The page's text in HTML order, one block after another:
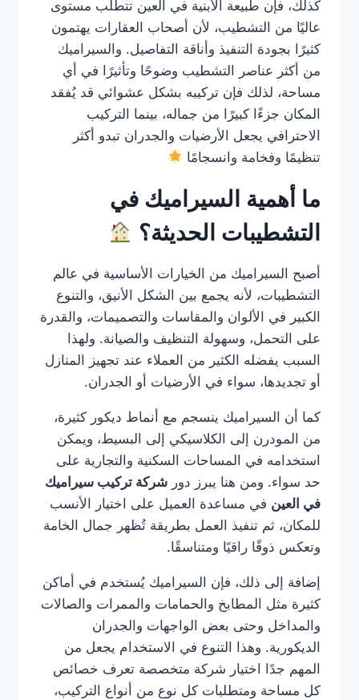
كذلك، فإن طبيعة الأبنية في العين تتطلب مستوى
عاليًا من التشطيب، لأن أصحاب العقارات يهتمون
كثيرًا بجودة التنفيذ وأناقة التفاصيل. والسيراميك
من أكثر عناصر التشطيب وضوحًا وتأثيرًا في أي
مساحة، لذلك فإن تركيبه بشكل عشوائي قد يُفقد
المكان جزءًا كبيرًا من جماله، بينما التركيب
الاحترافي يجعل الأرضيات والجدران تبدو أكثر
تنظيمًا وفخامة وانسجامًا
ما أهمية السيراميك في
التشطيبات الحديثة؟
أصبح السيراميك من الخيارات الأساسية في عالم
التشطيبات، لأنه يجمع بين الشكل الأنيق، والتنوع
الكبير في الألوان والمقاسات والتصميمات، والقدرة
على التحمل، وسهولة التنظيف والصيانة. ولهذا
السبب يفضله الكثير من العملاء عند تجهيز المنازل
أو تجديدها، سواء في الأرضيات أو الجدران.
كما أن السيراميك ينسجم مع أنماط ديكور كثيرة،
من المودرن إلى الكلاسيكي إلى البسيط، ويمكن
استخدامه في المساحات السكنية والتجارية على
حد سواء. ومن هنا يبرز دور شركة تركيب سيراميك
في العين في مساعدة العميل على اختيار الأنسب
للمكان، ثم تنفيذ العمل بطريقة تُظهر جمال الخامة
وتعكس ذوقًا راقيًا ومتناسقًا.
إضافة إلى ذلك، فإن السيراميك يُستخدم في أماكن
كثيرة مثل المطابخ والحمامات والممرات والصالات
والمداخل وحتى بعض الواجهات والجدران
الديكورية. وهذا التنوع في الاستخدام يجعل من
المهم جدًا اختيار شركة متخصصة تعرف خصائص
كل مساحة ومتطلبات كل نوع من أنواع التركيب،